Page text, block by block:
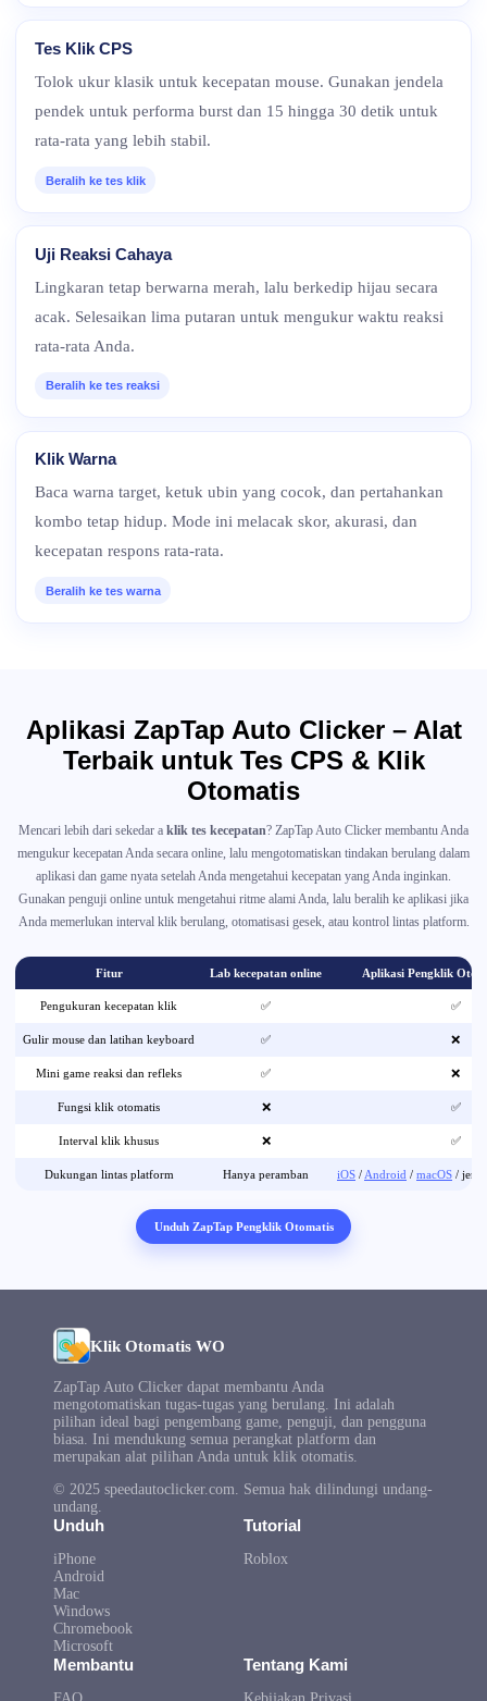
Tes Klik CPS
Tolok ukur klasik untuk kecepatan mouse. Gunakan jendela
pendek untuk performa burst dan 15 hingga 30 detik untuk
rata-rata yang lebih stabil.
Beralih ke tes klik
Uji Reaksi Cahaya
Lingkaran tetap berwarna merah, lalu berkedip hijau secara
acak. Selesaikan lima putaran untuk mengukur waktu reaksi
rata-rata Anda.
Beralih ke tes reaksi
Klik Warna
Baca warna target, ketuk ubin yang cocok, dan pertahankan
kombo tetap hidup. Mode ini melacak skor, akurasi, dan
kecepatan respons rata-rata.
Beralih ke tes warna
Aplikasi ZapTap Auto Clicker – Alat
Terbaik untuk Tes CPS & Klik
Otomatis
Mencari lebih dari sekedar a klik tes kecepatan? ZapTap Auto Clicker membantu Anda
mengukur kecepatan Anda secara online, lalu mengotomatiskan tindakan berulang dalam
aplikasi dan game nyata setelah Anda mengetahui kecepatan yang Anda inginkan.
Gunakan penguji online untuk mengetahui ritme alami Anda, lalu beralih ke aplikasi jika
Anda memerlukan interval klik berulang, otomatisasi gesek, atau kontrol lintas platform.
Fitur Lab kecepatan online Aplikasi Pengklik
Pengukuran kecepatan klik ✅ ✅
Gulir mouse dan latihan keyboard ✅ ❌
Mini game reaksi dan refleks ✅ ❌
Fungsi klik otomatis ❌ ✅
Interval klik khusus ❌ ✅
Dukungan lintas platform Hanya peramban iOS /Android / macOS /
Unduh ZapTap Pengklik Otomatis
Klik Otomatis WO
ZapTap Auto Clicker dapat membantu Anda
mengotomatiskan tugas-tugas yang berulang. Ini adalah
pilihan ideal bagi pengembang game, penguji, dan pengguna
biasa. Ini mendukung semua perangkat platform dan
merupakan alat pilihan Anda untuk klik otomatis.
© 2025 speedautoclicker.com. Semua hak dilindungi undang-
undang.
Unduh
iPhone
Android
Mac
Windows
Chromebook
Microsoft
Tutorial
Roblox
Membantu Tentang Kami